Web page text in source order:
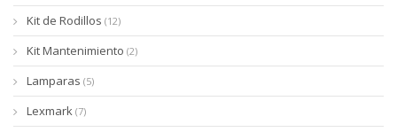
Kit de Rodillos (12)
Kit Mantenimiento (2)
Lamparas (5)
Lexmark (7)